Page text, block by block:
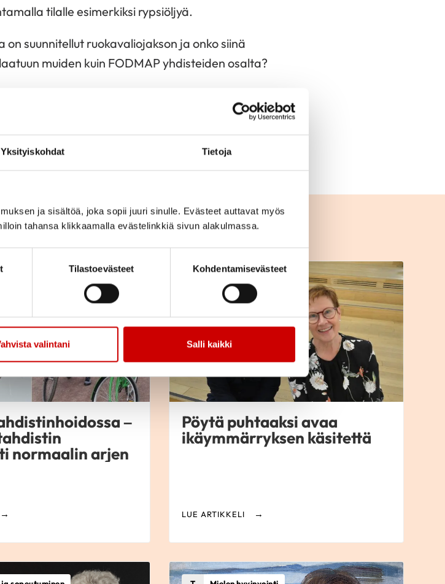
Yksityiskohdat Tietoja
ja sisältöä, joka sopii juuri sinulle. Evästeet auttavat myös
tahansa klikkaamalla evästelinkkiä sivun alakulmassa.
Tilastoevästeet Kohdentamisevästeet
valintani Salli kaikki
tilalle esimerkiksi rypsiöljyä.
suunnitellut ruokavaliojakson ja onko siinä
muiden kuin FODMAP yhdisteiden osalta?
Vinkkejä ruoanlaittoon kirjasta varmasti saa,
läpi. Mihin FODMAP-rajotteinen henkilö
–
normaalin arjen
Mielen hyvinvointi
Pöytä puhtaaksi avaa
ikäymmärryksen käsitettä
LUE ARTIKKELI